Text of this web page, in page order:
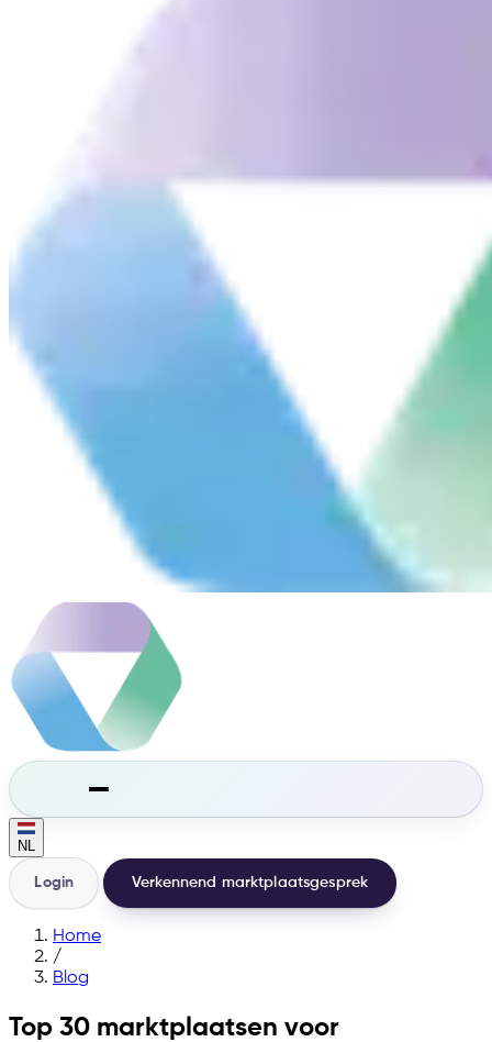
NL
Login Verkennend marktplaatsgesprek
Home
/
Blog
Top 30 marktplaatsen voor